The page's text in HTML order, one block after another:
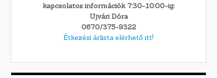
kapcsolatos információk 7:30-10:00-ig:
Ujvári Dóra
0670/375-9322
Étkezési árlista elérhető itt!